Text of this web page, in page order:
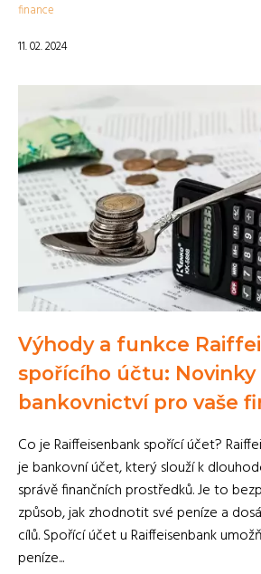
finance
11. 02. 2024
Výhody a funkce
spořícího účtu: Novinky
bankovnictví pro vaše
Co je Raiffeisenbank spořící účet?
je bankovní účet, který slouží k
správě finančních prostředků. Je to
způsob, jak zhodnotit své peníze a
cílů. Spořící účet u Raiffeisenbank
peníze...